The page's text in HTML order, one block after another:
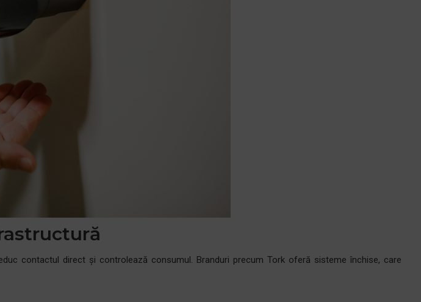
contactul direct și controlează consumul. Branduri precum Tork oferă sisteme închise, care